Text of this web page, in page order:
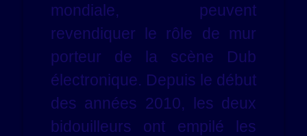
mondiale, peuvent
revendiquer le rôle de mur
porteur de la scène Dub
électronique. Depuis le début
des années 2010, les deux
bidouilleurs ont empilé les